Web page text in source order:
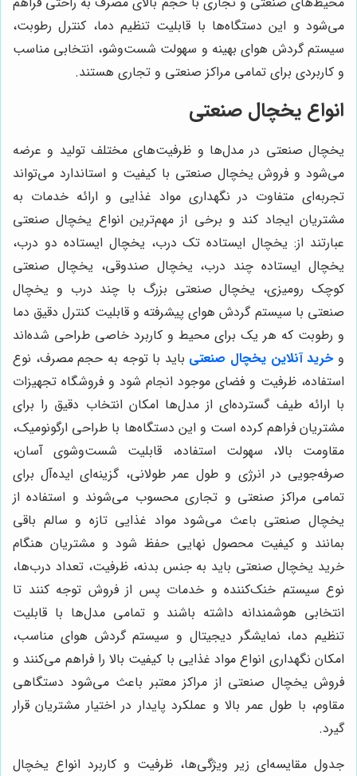
می‌شود و این دستگاه‌ها با قابلیت تنظیم دما، کنترل رطوبت،
سیستم گردش هوای بهینه و سهولت شست‌وشو، انتخابی مناسب
و کاربردی برای تمامی مراکز صنعتی و تجاری هستند.
انواع یخچال صنعتی
یخچال صنعتی در مدل‌ها و ظرفیت‌های مختلف تولید و عرضه
می‌شود و فروش یخچال صنعتی با کیفیت و استاندارد می‌تواند
تجربه‌ای متفاوت در نگهداری مواد غذایی و ارائه خدمات به
مشتریان ایجاد کند و برخی از مهم‌ترین انواع یخچال صنعتی
عبارتند از: یخچال ایستاده تک درب، یخچال ایستاده دو درب،
یخچال ایستاده چند درب، یخچال صندوقی، یخچال صنعتی
کوچک رومیزی، یخچال صنعتی بزرگ با چند درب و یخچال
صنعتی با سیستم گردش هوای پیشرفته و قابلیت کنترل دقیق دما
و رطوبت که هر یک برای محیط و کاربرد خاصی طراحی شده‌اند
و خرید آنلاین یخچال صنعتی باید با توجه به حجم مصرف، نوع
استفاده، ظرفیت و فضای موجود انجام شود و فروشگاه تجهیزات
با ارائه طیف گسترده‌ای از مدل‌ها امکان انتخاب دقیق را برای
مشتریان فراهم کرده است و این دستگاه‌ها با طراحی ارگونومیک،
مقاومت بالا، سهولت استفاده، قابلیت شست‌وشوی آسان،
صرفه‌جویی در انرژی و طول عمر طولانی، گزینه‌ای ایده‌آل برای
تمامی مراکز صنعتی و تجاری محسوب می‌شوند و استفاده از
یخچال صنعتی باعث می‌شود مواد غذایی تازه و سالم باقی
بمانند و کیفیت محصول نهایی حفظ شود و مشتریان هنگام
خرید یخچال صنعتی باید به جنس بدنه، ظرفیت، تعداد درب‌ها،
نوع سیستم خنک‌کننده و خدمات پس از فروش توجه کنند تا
انتخابی هوشمندانه داشته باشند و تمامی مدل‌ها با قابلیت
تنظیم دما، نمایشگر دیجیتال و سیستم گردش هوای مناسب،
امکان نگهداری انواع مواد غذایی با کیفیت بالا را فراهم می‌کنند و
فروش یخچال صنعتی از مراکز معتبر باعث می‌شود دستگاهی
مقاوم، با طول عمر بالا و عملکرد پایدار در اختیار مشتریان قرار
گیرد.
جدول مقایسه‌ای زیر ویژگی‌ها، ظرفیت و کاربرد انواع یخچال